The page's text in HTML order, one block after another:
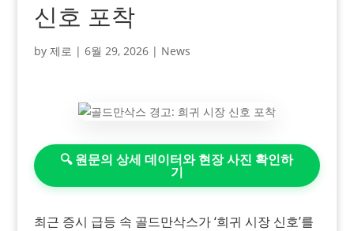
신호 포착
by 제로 | 6월 29, 2026| News
🔍 원문의 상세 데이터와 현장 사진 확인하
기
최근 증시 급등 속 골드만삭스가 ‘희귀 시장 신호’를